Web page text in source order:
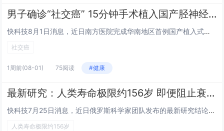
男子确诊“社交癌” 15分钟手术植入国产胫神经刺激器治愈
快科技8月1日消息，近日南方医院完成华南地区首例国产植入式胫神经刺激器微创手术，帮助饱受膀胱过度活动症困扰的患者摆脱顽疾...
社交癌
1周前(08-01) 75阅读 #健康
最新研究：人类寿命极限约156岁 即便阻止衰老也无法实现永生
快科技7月25日消息，近日俄罗斯科学家团队发布的最新研究结论显示，人类的自然寿命极限大约在156岁左右，即便未来人类完全...
人类寿命极限约156岁